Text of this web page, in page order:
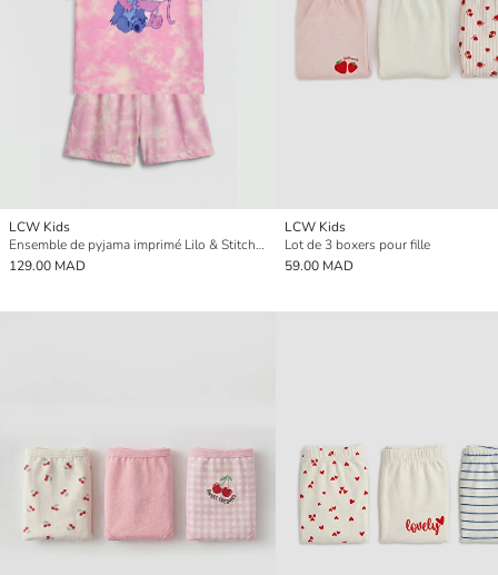
LCW Kids
Ensemble de pyjama imprimé Lilo & Stitch pour fille
129.00 MAD
LCW Kids
Lot de 3 boxers pour fille
59.00 MAD